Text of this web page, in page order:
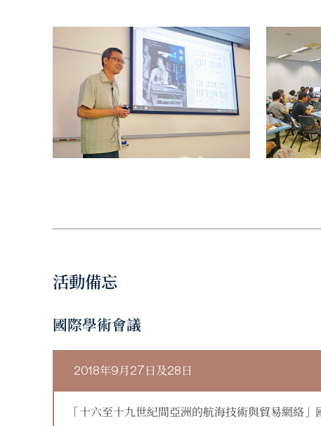
活動備忘
國際學術會議
2018年9月27日及28日
「十六至十九世紀間亞洲的航海技術與貿易網絡」